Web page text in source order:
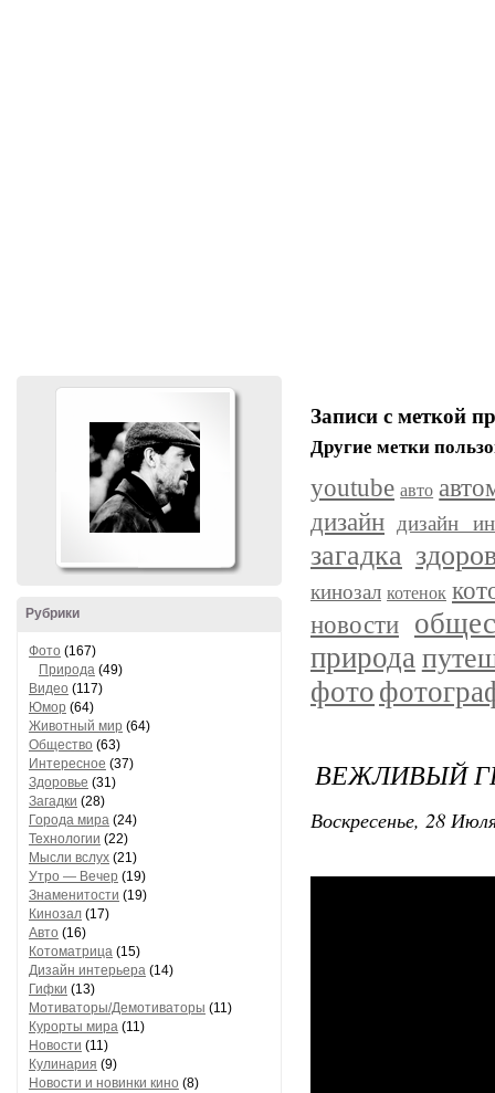
Рубрики
Фото (167)
Природа (49)
Видео (117)
Юмор (64)
Животный мир (64)
Общество (63)
Интересное (37)
Здоровье (31)
Загадки (28)
Города мира (24)
Технологии (22)
Мысли вслух (21)
Утро — Вечер (19)
Знаменитости (19)
Кинозал (17)
Авто (16)
Котоматрица (15)
Дизайн интерьера (14)
Гифки (13)
Мотиваторы/Демотиваторы (11)
Курорты мира (11)
Новости (11)
Кулинария (9)
Новости и новинки кино (8)
Записи с меткой
Другие метки
youtube авто
дизайн дизайн
загадка
кинозал котенок
новости
природа
фото
ВЕЖЛИВЫЙ
Воскресенье, 28